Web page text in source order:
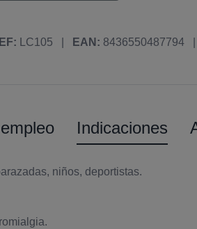
LC105 EAN: 8436550487794
Indicaciones
niños, deportistas.